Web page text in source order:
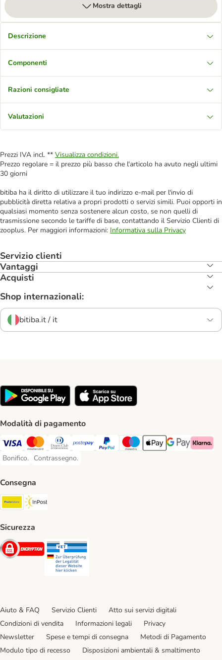
Mostra dettagli
Descrizione
Componenti
Razioni consigliate
Valutazioni
Prezzi IVA incl. ** Visualizza condizioni.
Prezzo regolare = il prezzo più basso che l'articolo ha avuto negli ultimi
30 giorni
bitiba ha il diritto di utilizzare il tuo indirizzo e-mail per l'invio di
pubblicità diretta relativa a propri prodotti o servizi simili. Puoi opporti in
qualsiasi momento senza sostenere alcun costo, se non quelli di
trasmissione secondo le tariffe di base, contattando il Servizio Clienti di
zooplus. Per maggiori informazioni: Informativa sulla Privacy
Servizio clienti
Vantaggi
Acquisti
Shop internazionali:
bitiba.it / it
Modalità di pagamento
Visa. Payment Method
Mastercard. Payment Method
Diners Club. Payment Method
Postepay. Payment Method
PayPal. Payment Method
Maestro. Payment Method
Apple pay. Payment
Google Pay
Klarna
Bonifico.
Bonifico. Payment Method
Contrassegno.
Contrassegno. Payment Method
Consegna
Poste Italiane. Shipping Method
Sicurezza
Security
Aiuto & FAQ Servizio Clienti
Atto sui servizi digitali
Condizioni di vendita
Informazioni legali
Privacy
Newsletter
Spese e tempi di consegna
Metodi di Pagamento
Modulo tipo di recesso
Disposizioni ambientali & smaltimento